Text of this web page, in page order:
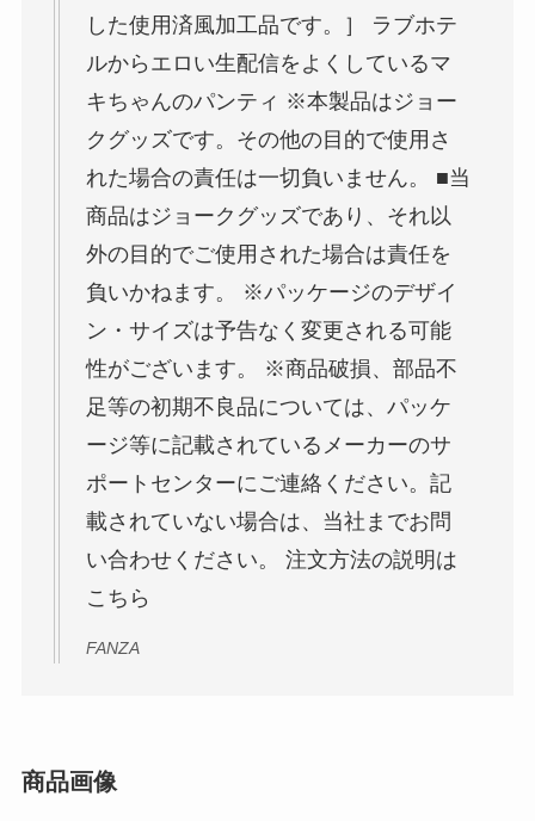
した使用済風加工品です。］ ラブホテ
ルからエロい生配信をよくしているマ
キちゃんのパンティ ※本製品はジョー
クグッズです。その他の目的で使用さ
れた場合の責任は一切負いません。 ■当
商品はジョークグッズであり、それ以
外の目的でご使用された場合は責任を
負いかねます。 ※パッケージのデザイ
ン・サイズは予告なく変更される可能
性がございます。 ※商品破損、部品不
足等の初期不良品については、パッケ
ージ等に記載されているメーカーのサ
ポートセンターにご連絡ください。記
載されていない場合は、当社までお問
い合わせください。 注文方法の説明は
こちら
FANZA
商品画像